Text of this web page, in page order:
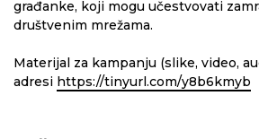
građanke, koji mogu učestvovati
društvenim mrežama.
Materijal za kampanju (slike, video,
adresi https://tinyurl.com/y8b6kmyb